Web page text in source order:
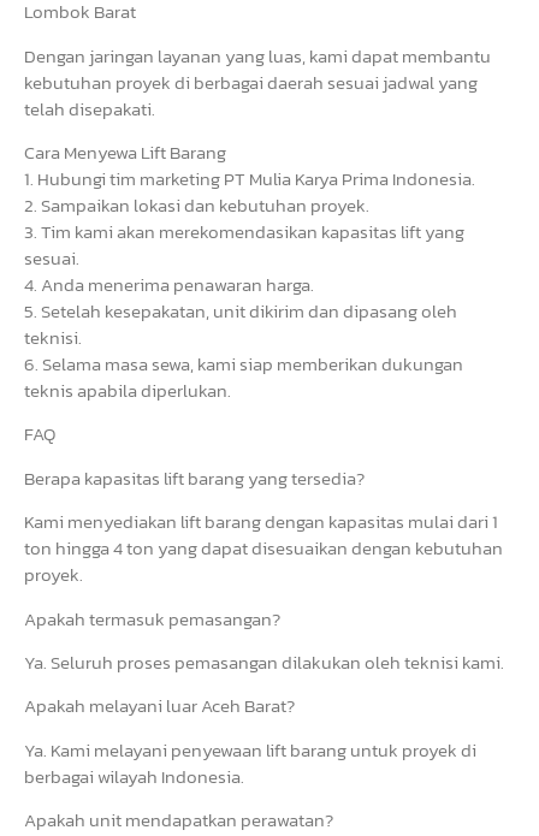
Lombok Barat
Dengan jaringan layanan yang luas, kami dapat membantu
kebutuhan proyek di berbagai daerah sesuai jadwal yang
telah disepakati.
Cara Menyewa Lift Barang
1. Hubungi tim marketing PT Mulia Karya Prima Indonesia.
2. Sampaikan lokasi dan kebutuhan proyek.
3. Tim kami akan merekomendasikan kapasitas lift yang
sesuai.
4. Anda menerima penawaran harga.
5. Setelah kesepakatan, unit dikirim dan dipasang oleh
teknisi.
6. Selama masa sewa, kami siap memberikan dukungan
teknis apabila diperlukan.
FAQ
Berapa kapasitas lift barang yang tersedia?
Kami menyediakan lift barang dengan kapasitas mulai dari 1
ton hingga 4 ton yang dapat disesuaikan dengan kebutuhan
proyek.
Apakah termasuk pemasangan?
Ya. Seluruh proses pemasangan dilakukan oleh teknisi kami.
Apakah melayani luar Aceh Barat?
Ya. Kami melayani penyewaan lift barang untuk proyek di
berbagai wilayah Indonesia.
Apakah unit mendapatkan perawatan?